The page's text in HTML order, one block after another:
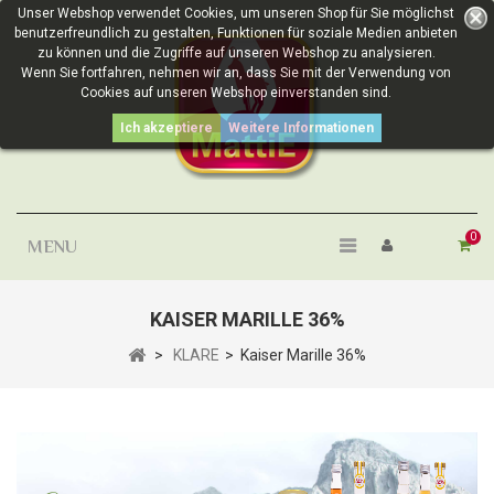
0
MENU
Unser Webshop verwendet Cookies, um unseren Shop für Sie möglichst
benutzerfreundlich zu gestalten, Funktionen für soziale Medien anbieten
zu können und die Zugriffe auf unseren Webshop zu analysieren.
Wenn Sie fortfahren, nehmen wir an, dass Sie mit der Verwendung von
Cookies auf unseren Webshop einverstanden sind.
Ich akzeptiere Weitere Informationen
KAISER MARILLE 36%
> KLARE > Kaiser Marille 36%